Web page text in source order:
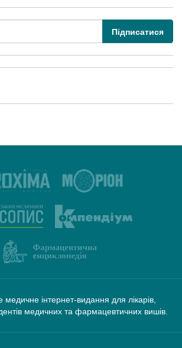
Підписатися
медичне інтернет-видання для лікарів,
медичних та фармацевтичних вишів.